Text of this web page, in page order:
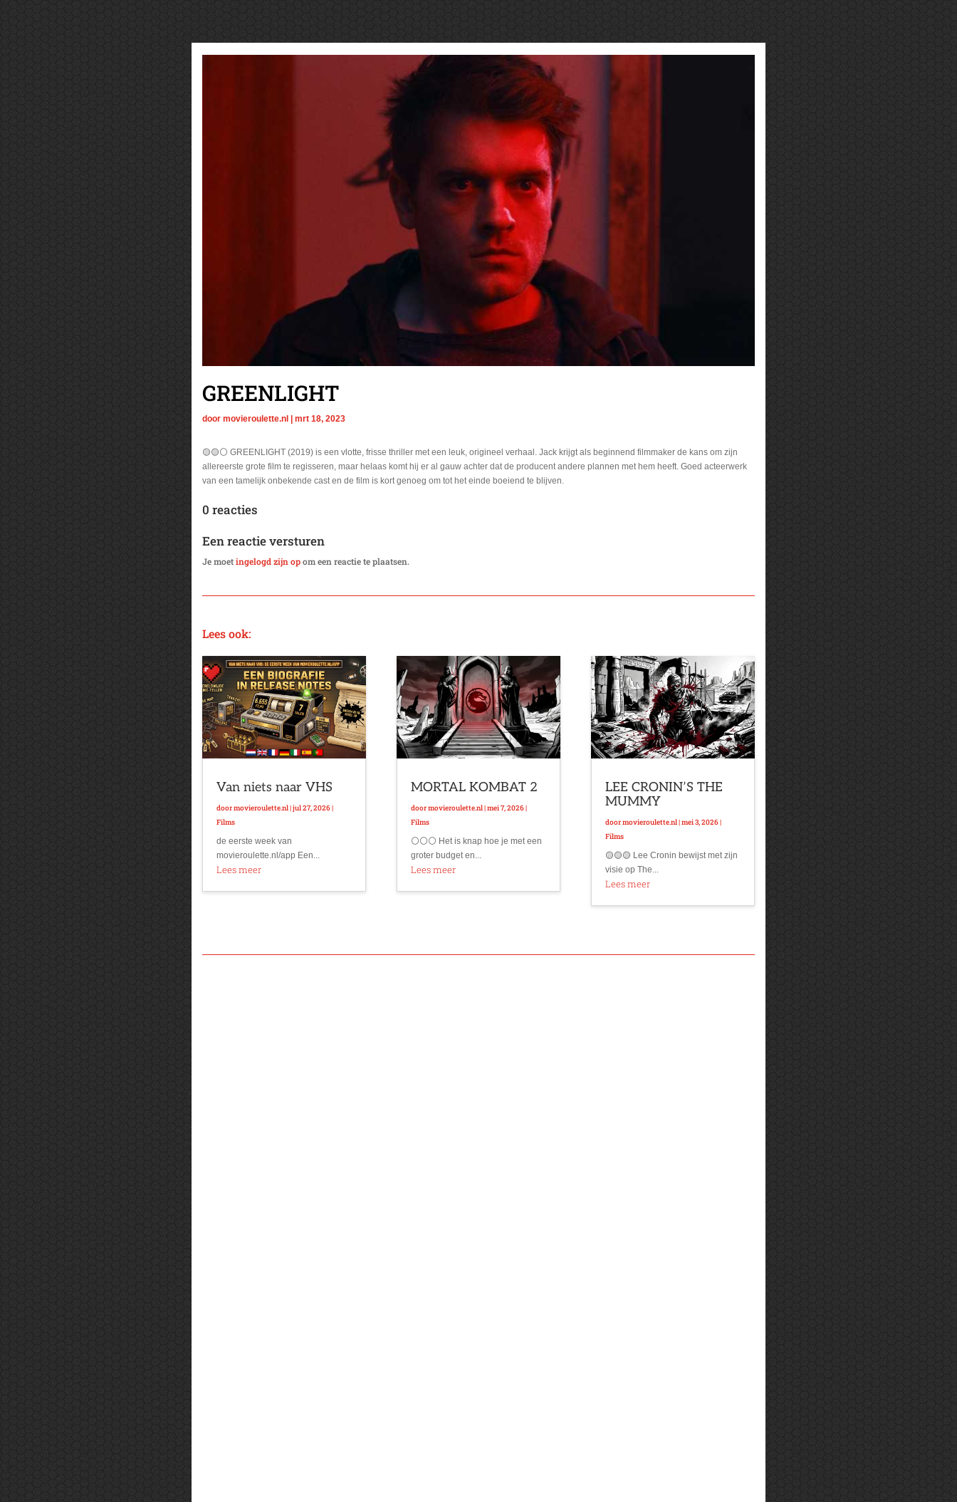
GREENLIGHT
door movieroulette.nl mrt 18, 2023
🟡🟡⚪ GREENLIGHT (2019) is een vlotte, frisse thriller met een leuk, origineel verhaal. Jack krijgt als beginnend filmmaker de kans om zijn
allereerste grote film te regisseren, maar helaas komt hij er al gauw achter dat de producent andere plannen met hem heeft. Goed acteerwerk
van een tamelijk onbekende cast en de film is kort genoeg om tot het einde boeiend te blijven.
0 reacties
Een reactie versturen
Je moetingelogd zijn opom een reactie te plaatsen.
Lees ook:
Van niets naar VHS
doormovieroulette.nl|jul 27, 2026|
Films
de eerste week van
movieroulette.nl/app Een...
Lees meer
MORTAL KOMBAT 2
doormovieroulette.nl|mei 7, 2026|
Films
⚪⚪⚪ Het is knap hoe je met een
groter budget en...
Lees meer
LEE CRONIN’S THE
MUMMY
doormovieroulette.nl|mei 3, 2026|
Films
🟡🟡🟡 Lee Cronin bewijst met zijn
visie op The...
Lees meer